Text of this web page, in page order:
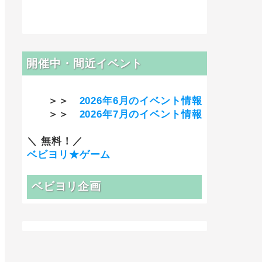
開催中・間近イベント
＞＞ 2026年6月のイベント情報
＞＞ 2026年7月のイベント情報
＼ 無料！／
ベビヨリ★ゲーム
ベビヨリ企画